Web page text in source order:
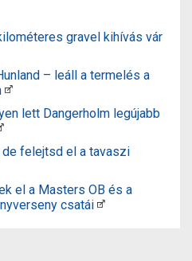
gravel kihívás vár
– leáll a termelés a
lett Dangerholm legújabb
felejtsd el a tavaszi
el a Masters OB és a
csatái